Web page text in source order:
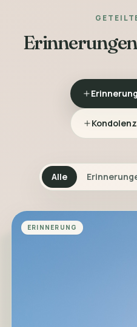
Alle
ERINNERUNG